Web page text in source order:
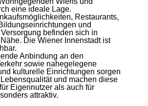
eine ideale Lage.
Restaurants,
und
befinden sich in
Die Wiener Innenstadt ist
Anbindung an den
sowie nahegelegene
kulturelle Einrichtungen sorgen
und machen diese
Eigennutzer als auch für
attraktiv.